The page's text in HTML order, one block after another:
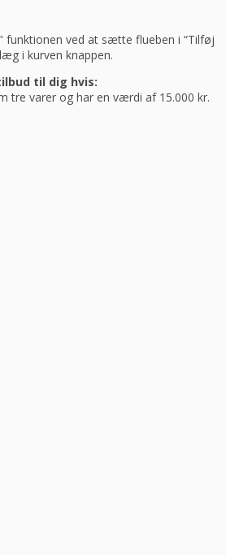
funktionen ved at sætte flueben i “Tilføj
i kurven knappen.
til dig hvis:
tre varer og har en værdi af 15.000 kr.